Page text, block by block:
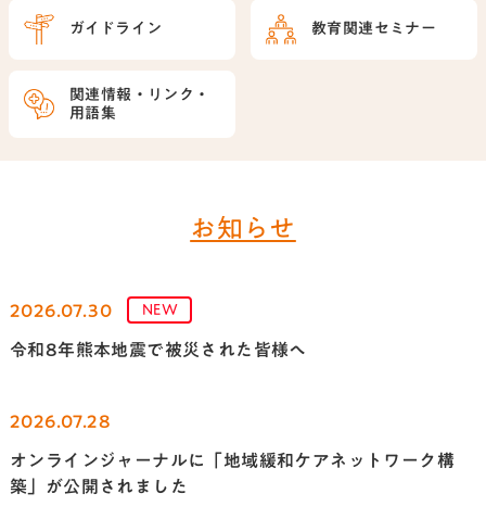
ガイドライン 教育関連セミナー
関連情報・ リンク・
用語集
お知らせ
2026.07.30 NEW
令和8年熊本地震で被災された皆様へ
2026.07.28
オンラインジャーナルに「地域緩和ケアネットワーク構
築」が公開されました